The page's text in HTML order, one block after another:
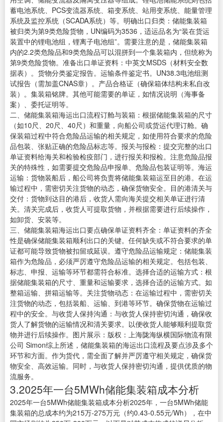
蓄电池系统、PCS变流器系统、箱变系统、站用变系统、能量管理
系统及监控系统（SCADA系统）等。明确出口归类：储能集装箱
被归类为第9类危险货物，UN编码为3536，适运品名为“装在货运
装置中的锂电池组，锂离子电池组”。需要注意的是，储能集装箱
内的2.2类危险品和9类危险品可以混拼到一个集装箱内，但统称为
第9类危险货物。准备出口单证资料：中英文MSDS（材料安全数
据表）。货物分类鉴定报告。运输条件鉴定书。UN38.3电池组测
试报告（需加盖CNAS章）。产品合格证（确保箱体结构未私自改
装）。集装箱铭牌。其他可能需要的单证，如情况说明（海事备
案）、委托证明等。
二、储能集装箱海运出口流程订舱与装箱：根据储能集装箱的尺寸
（如10尺、20尺、40尺）和重量，向船公司或货运代理订舱。确
保装箱过程中符合危险品运输的相关规定，如使用符合要求的危险
品包装、张贴正确的危险品标志等。报关与报检：提交完整的出口
单证资料给海关和检验检疫部门，进行报关和报检。注意危险品报
关的特殊性，如需要提交危险品申报单、危险品包装证明等。海运
运输：货物装船后，船公司将负责将储能集装箱运至目的港。在运
输过程中，需密切关注货物的动态，确保货物安全。目的港清关与
交付：货物到达目的港后，收货人需向海关提交相关单证进行清
关。清关完成后，收货人可提取货物，并根据需要进行后续操作，
如卸货、安装等。
三、储能集装箱海运出口要点确保单证资料齐全：单证资料的齐全
性是确保储能集装箱顺利出口的关键。任何缺失或不符合要求的单
证都可能导致货物被扣留或延误。遵守危险品运输规定：储能集装
箱作为危险品，必须严厉遵守危险品运输的相关规定。包括包装、
标志、申报、运输等环节都需符合标准。选择合适的运输方式：根
据储能集装箱的尺寸、重量和运输要求，选择合适的运输方式。如
整箱运输、拼箱运输等。关注货物动态：在运输过程中，需密切关
注货物的动态，包括装船、运输、到港等环节。确保货物在运输过
程中的安全。与收货人保持沟通：与收货人保持密切沟通，确保收
货人了解货物的运输情况和清关要求。以便收货人能够顺利提取货
物并进行后续操作。图片展示：版权：上海陇海纵横国际物流有限
公司 Simon综上所述，储能集装箱的海运出口流程及要点涉及多个
环节和方面。作为货代，需全面了解并严厉遵守相关规定，确保货
物安全、高效运输。同时，与收货人保持密切沟通，提供优质的物
流服务。
3.2025年一台5MWh储能集装箱成本分析
2025年一台5MWh储能集装箱成本分析2025年，一台5MWh储能
集装箱的总成本约为215万-275万元（约0.43-0.55元/Wh），在中